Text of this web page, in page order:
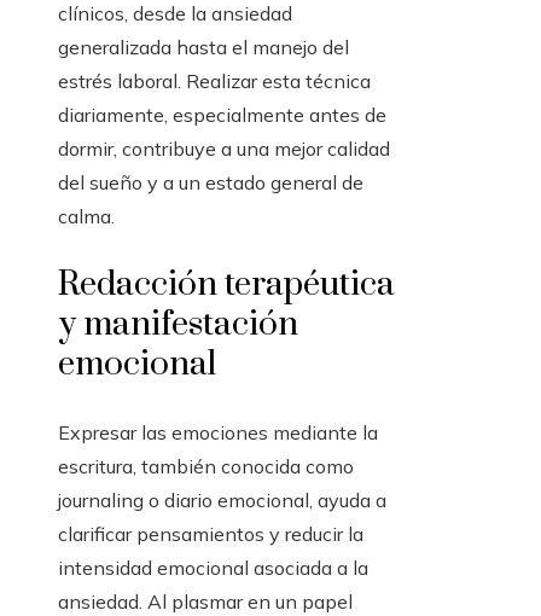
clínicos, desde la ansiedad
generalizada hasta el manejo del
estrés laboral. Realizar esta técnica
diariamente, especialmente antes de
dormir, contribuye a una mejor calidad
del sueño y a un estado general de
calma.
Redacción terapéutica
y manifestación
emocional
Expresar las emociones mediante la
escritura, también conocida como
journaling o diario emocional, ayuda a
clarificar pensamientos y reducir la
intensidad emocional asociada a la
ansiedad. Al plasmar en un papel